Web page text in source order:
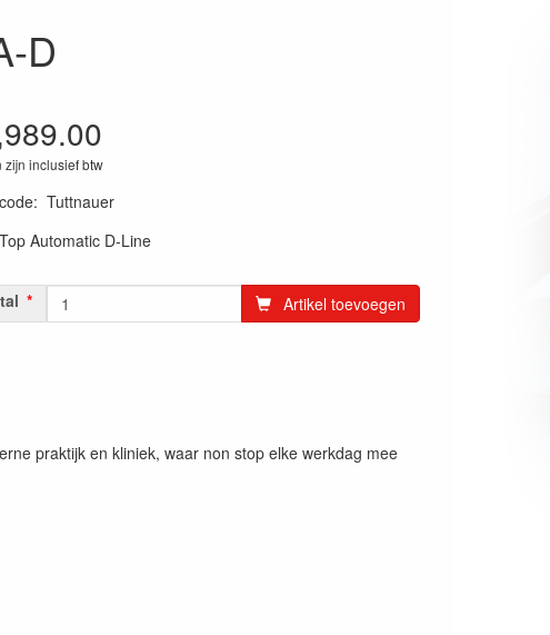
D
zijn inclusief btw
: Tuttnauer
Automatic D-Line
Artikel toevoegen
praktijk en kliniek, waar non stop elke werkdag mee